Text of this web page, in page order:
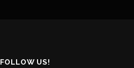
FOLLOW US!